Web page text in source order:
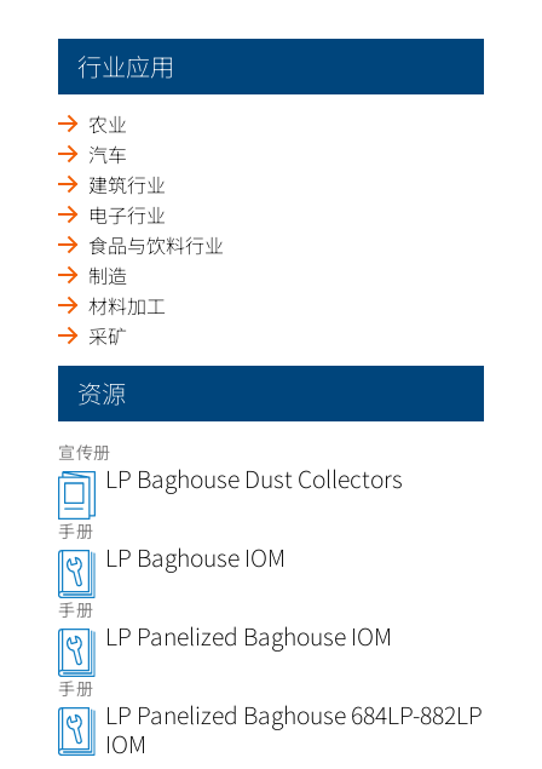
行业应用
农业
汽车
建筑行业
电子行业
食品与饮料行业
制造
材料加工
采矿
资源
宣传册
LP Baghouse Dust Collectors
手册
LP Baghouse IOM
手册
LP Panelized Baghouse IOM
手册
LP Panelized Baghouse 684LP-882LP
IOM